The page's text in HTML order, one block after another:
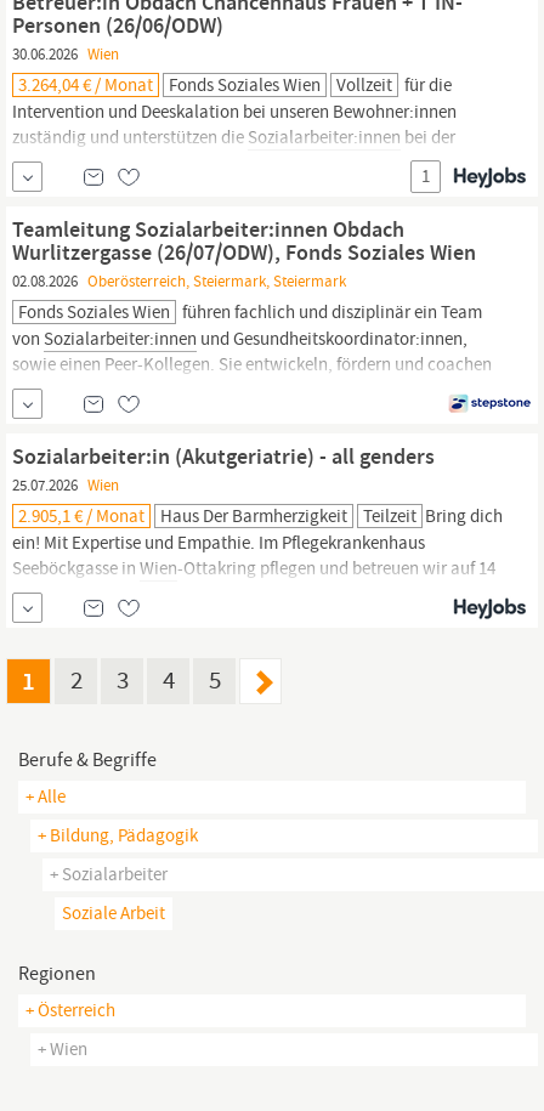
Personen (26/06/ODW)
30.06.2026 Wien
3.264,04 € / Monat Fonds Soziales Wien Vollzeit für die
Intervention und Deeskalation bei unseren Bewohner:innen
zuständig und unterstützen die Sozialarbeiter:innen bei der
individuellen Fallbetreuung. Sie führen die laufende
Dokumentation durch. Aktive Mitarbeit bei der Entwicklung und
Weiterentwicklung des Angebots sowie der Einrichtung. Setzen
Sie Ihre
1
Teamleitung Sozialarbeiter:innen Obdach
Wurlitzergasse (26/07/ODW), Fonds Soziales Wien
02.08.2026 Oberösterreich, Steiermark, Steiermark
Fonds Soziales Wien führen fachlich und disziplinär ein Team
von Sozialarbeiter:innen und Gesundheitskoordinator:innen,
sowie einen Peer-Kollegen. Sie entwickeln, fördern und coachen
Ihre Mitarbeiter:innen. Sie sind für die Personalplanung zuständig
und tragen Kostenstellenverantwortung. Sie arbeiten aktiv
Sozialarbeiter:in (Akutgeriatrie) - all genders
25.07.2026 Wien
2.905,1 € / Monat Haus Der Barmherzigkeit Teilzeit Bring dich
ein! Mit Expertise und Empathie. Im Pflegekrankenhaus
Seeböckgasse in Wien-Ottakring pflegen und betreuen wir auf 14
Stationen 364 hochbetagte und chronisch erkrankte Menschen.
Neben bestmöglicher Pflege und medizinischer Versorgung legen
abwechslungsreichen Alltag.
1 2 3 4 5
Berufe & Begriffe
+ Alle
+ Bildung, Pädagogik
+ Sozialarbeiter
Soziale Arbeit
Regionen
+ Österreich
+ Wien